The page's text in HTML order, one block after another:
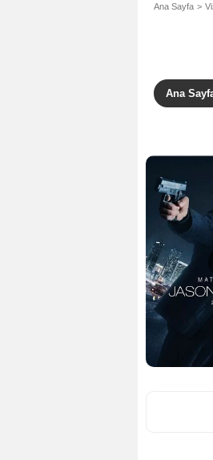
Ana Sayfa
Ana